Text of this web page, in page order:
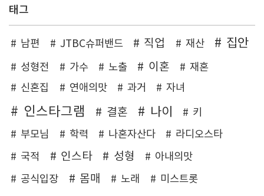
태그
남편 JTBC슈퍼밴드 직업 재산 집안
성형전 가수 노출 이혼
재혼
신혼집
연애의맛 과거 자녀
인스타그램 결혼 나이
키
부모님
학력 나혼자산다
라디오스타
국적
인스타 성형
아내의맛
공식입장
몸매 노래 미스트롯